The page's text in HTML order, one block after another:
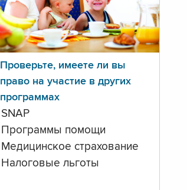
Проверьте, имеете ли вы
право на участие в других
программах
SNAP
Программы помощи
Медицинское страхование
Налоговые льготы